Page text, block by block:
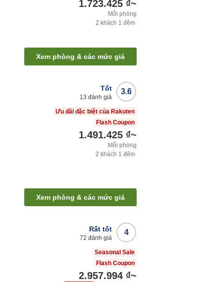
1.723.425 ₫~
Mỗi phòng
2 khách 1 đêm
Xem phòng & các mức giá
3.6
Tốt
13 đánh giá
Ưu đãi đặc biệt của Rakuten
Flash Coupon
1.491.425 ₫~
Mỗi phòng
2 khách 1 đêm
Xem phòng & các mức giá
4
Rất tốt
72 đánh giá
Seasonal Sale
Flash Coupon
2.957.994 ₫~